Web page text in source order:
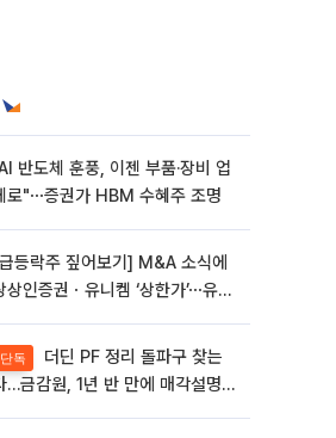
반도체 훈풍, 이젠 부품·장비 업
로"⋯증권가 HBM 수혜주 조명
등락주 짚어보기] M&A 소식에
상인증권ㆍ유니켐 ‘상한가’⋯유증
단독
…금감원, 1년 반 만에 매각설명회